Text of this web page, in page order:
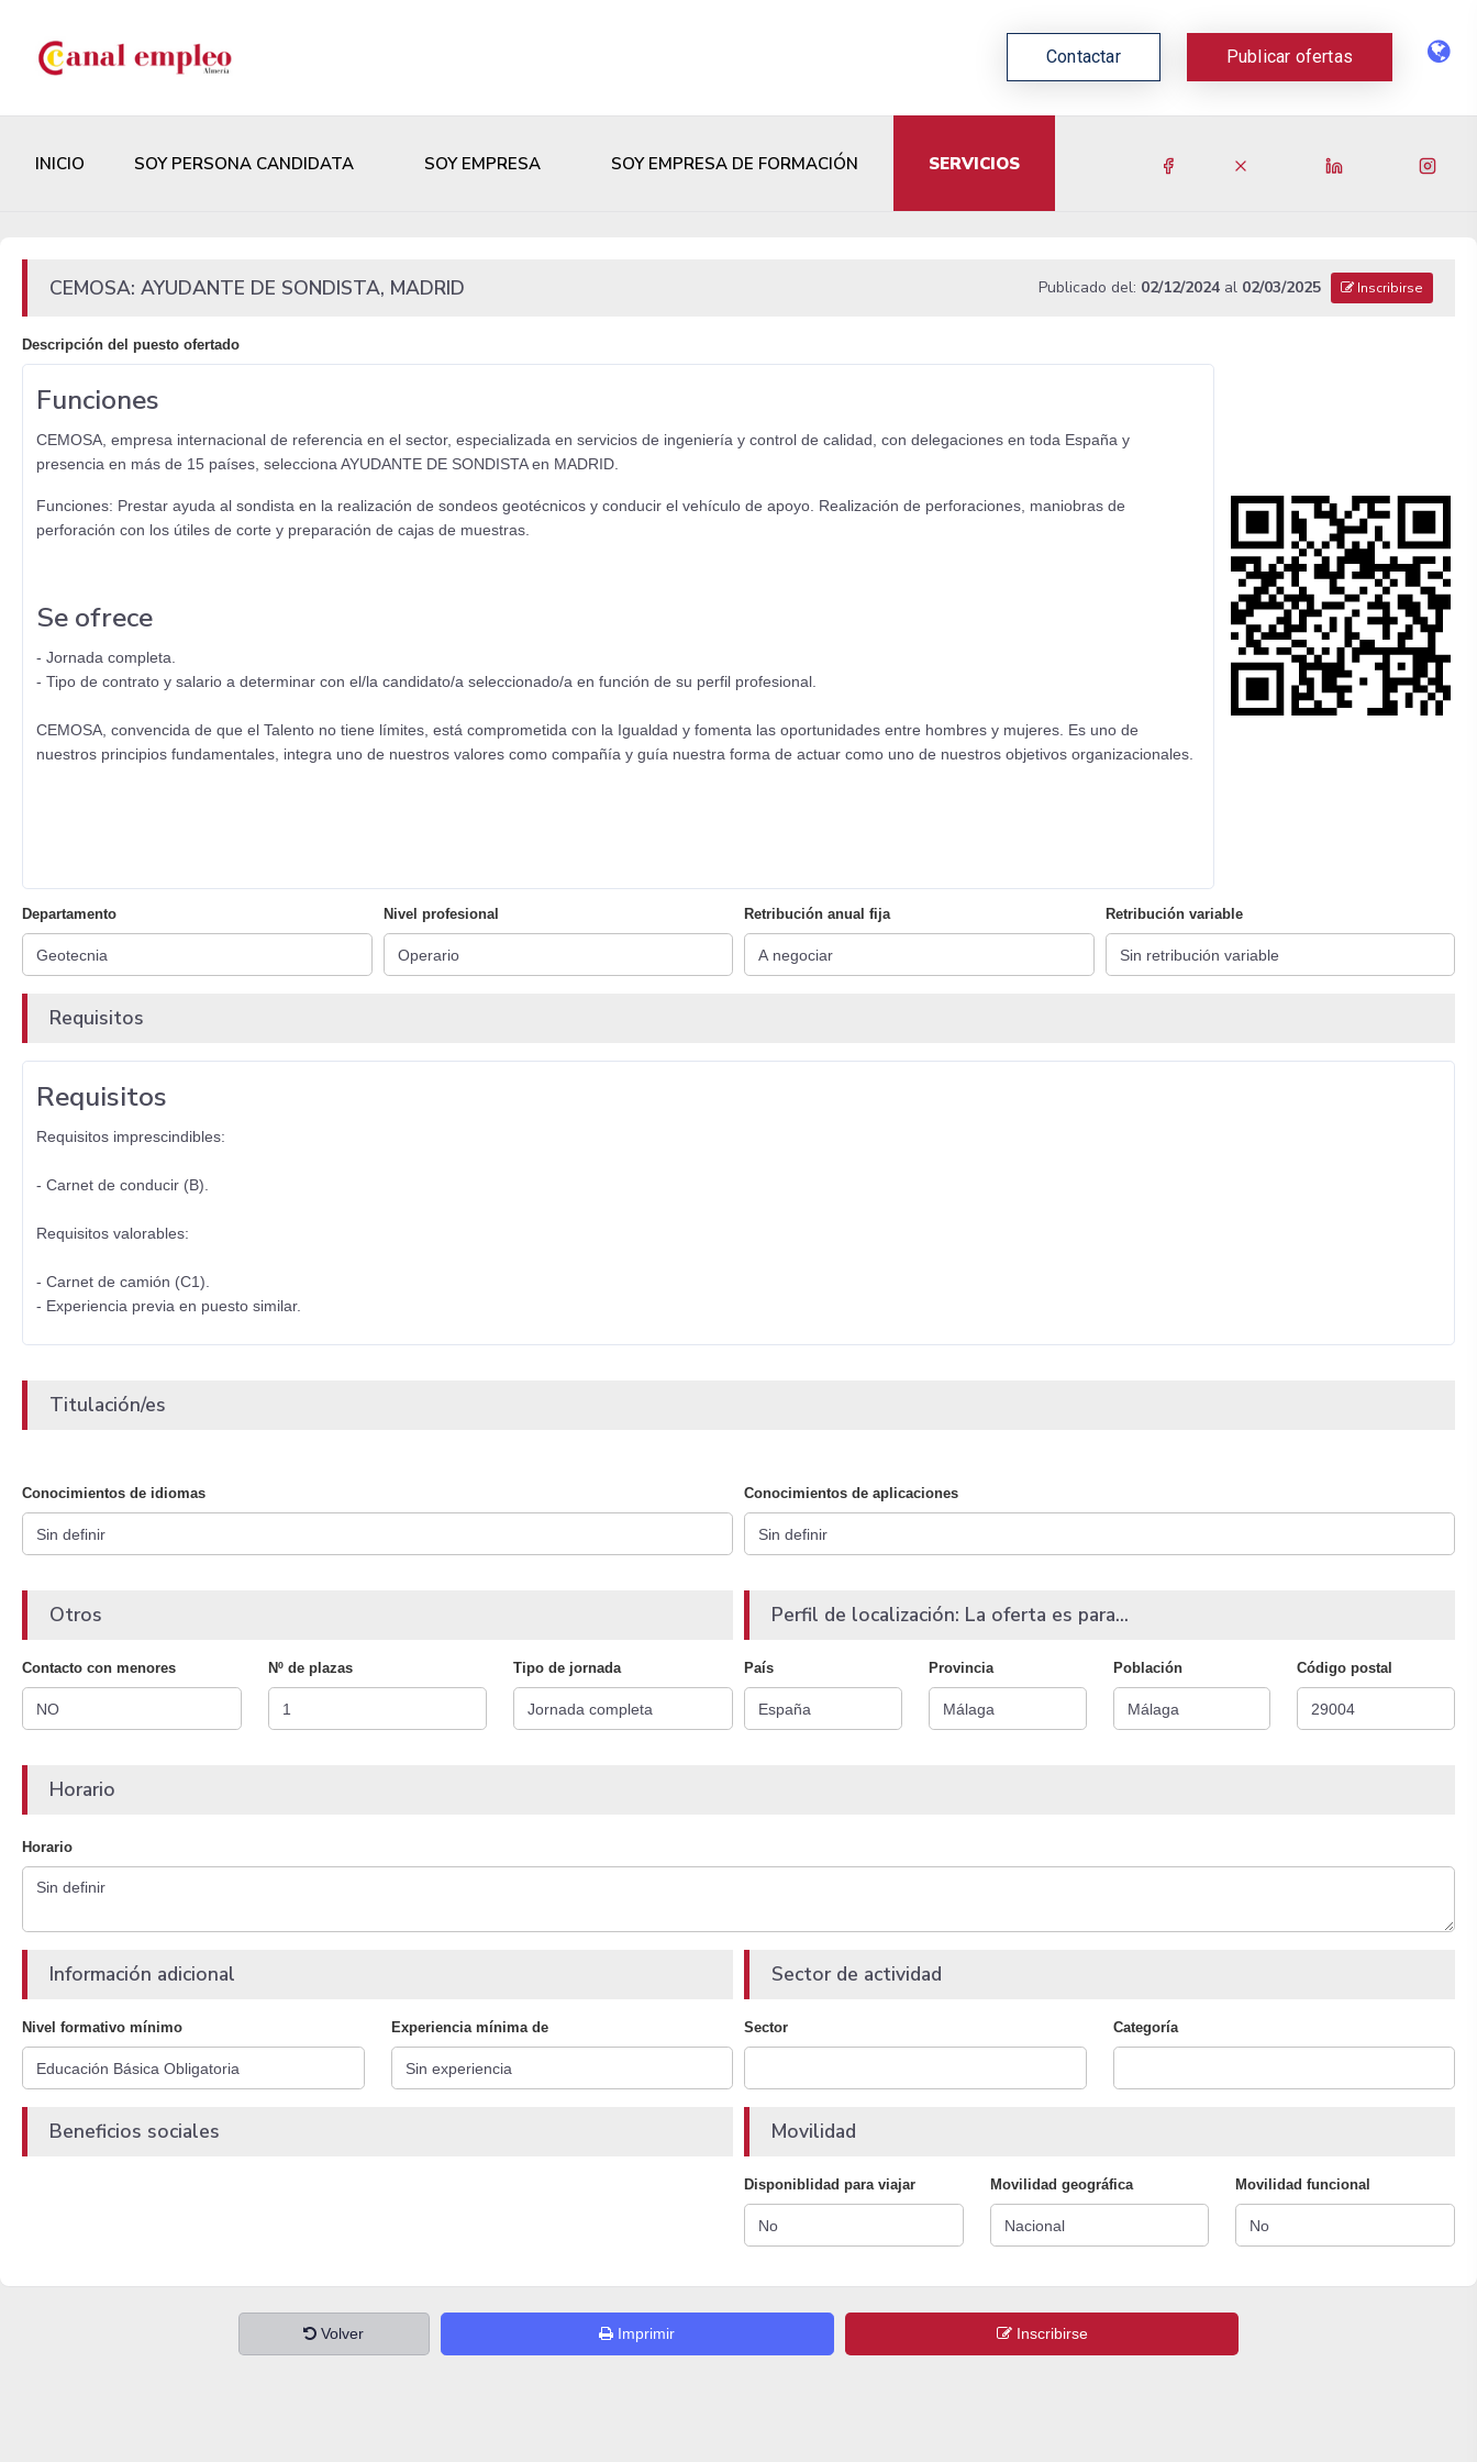
Contactar Publicar ofertas
INICIO SOY PERSONA CANDIDATA SOY EMPRESA SOY EMPRESA DE FORMACIÓN SERVICIOS
CEMOSA: AYUDANTE DE SONDISTA, MADRID Publicado del: 02/12/2024al 02/03/2025 Inscribirse
Descripción del puesto ofertado
Funciones
CEMOSA, empresa internacional de referencia en el sector, especializada en servicios de ingeniería y control de calidad, con delegaciones en toda España y
presencia en más de 15 países, selecciona AYUDANTE DE SONDISTA en MADRID.
Funciones: Prestar ayuda al sondista en la realización de sondeos geotécnicos y conducir el vehículo de apoyo. Realización de perforaciones, maniobras de
perforación con los útiles de corte y preparación de cajas de muestras.
Se ofrece
- Jornada completa.
- Tipo de contrato y salario a determinar con el/la candidato/a seleccionado/a en función de su perfil profesional.
CEMOSA, convencida de que el Talento no tiene límites, está comprometida con la Igualdad y fomenta las oportunidades entre hombres y mujeres. Es uno de
nuestros principios fundamentales, integra uno de nuestros valores como compañía y guía nuestra forma de actuar como uno de nuestros objetivos organizacionales.
Departamento Nivel profesional Retribución anual fija Retribución variable
Requisitos
Requisitos
Requisitos imprescindibles:
- Carnet de conducir (B).
Requisitos valorables:
- Carnet de camión (C1).
- Experiencia previa en puesto similar.
Titulación/es
Conocimientos de idiomas Conocimientos de aplicaciones
Otros
Contacto con menores Nº de plazas Tipo de jornada
Perfil de localización: La oferta es para...
País Provincia Población Código postal
Horario
Horario
Información adicional
Nivel formativo mínimo Experiencia mínima de
Sector de actividad
Sector Categoría
Beneficios sociales Movilidad
Disponiblidad para viajar Movilidad geográfica Movilidad funcional
Volver Imprimir Inscribirse